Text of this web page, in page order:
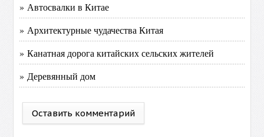
» Автосвалки в Китае
» Архитектурные чудачества Китая
» Канатная дорога китайских сельских жителей
» Деревянный дом
Оставить комментарий